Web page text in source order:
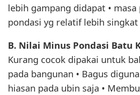
lebih gampang didapat • masa
pondasi yg relatif lebih singkat
B. Nilai Minus Pondasi Batu
Kurang cocok dipakai untuk
pada bangunan • Bagus
hiasan pada ubin saja •